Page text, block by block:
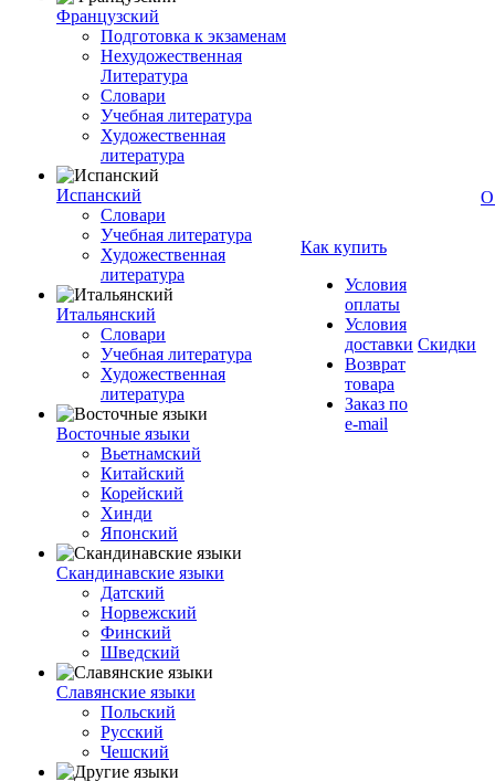
Французский
Подготовка к экзаменам
Нехудожественная
Литература
Словари
Учебная литература
Художественная
литература
Испанский
Словари
Учебная литература
Художественная
литература
Итальянский
Словари
Учебная литература
Художественная
литература
Восточные языки
Вьетнамский
Китайский
Корейский
Хинди
Японский
Скандинавские языки
Датский
Норвежский
Финский
Шведский
Славянские языки
Польский
Русский
Чешский
Как купить
Условия
оплаты
Условия
доставки
Возврат
товара
Заказ по
e-mail
Скидки
О